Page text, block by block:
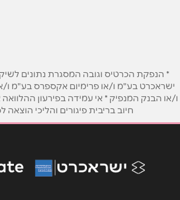
טלפון*
אימייל *
אנא חזרו אלי בקשר ל...
* הנפקת הכרטיס וגובה המסגרת נתונים
ישראכרט בע"מ ו/או פרימיום אקספרס בע"מ ו/
ו/או הבנק המנפיק * אי עמידה בפירעון
חיוב בריבית פיגורים והליכי הוצאה